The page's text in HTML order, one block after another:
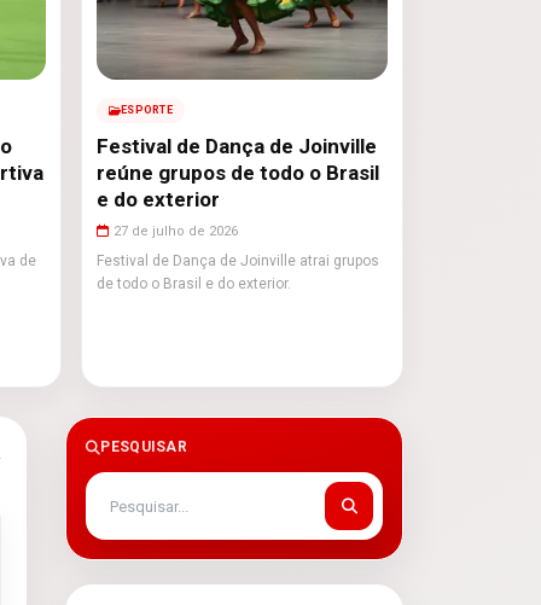
de
ESPORTE
Festival de Dança de Joinville
reúne grupos de todo o Brasil
e do exterior
27 de julho de 2026
Festival de Dança de Joinville atrai grupos
de todo o Brasil e do exterior.
PESQUISAR